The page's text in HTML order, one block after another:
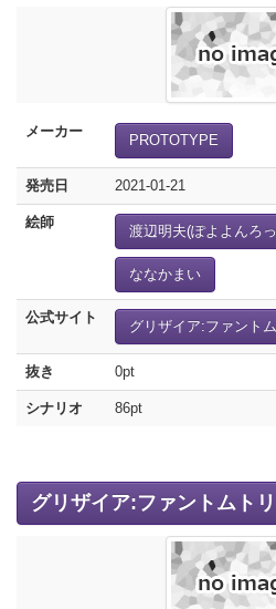
メーカー
PROTOTYPE
発売日 2021-01-21
絵師
渡辺明夫(ぽよよんろ
ななかまい
公式サイト
グリザイア:ファント
抜き 0pt
シナリオ 86pt
グリザイア:ファントムト